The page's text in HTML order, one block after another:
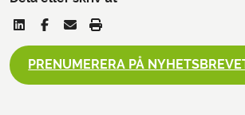
PRENUMERERA PÅ